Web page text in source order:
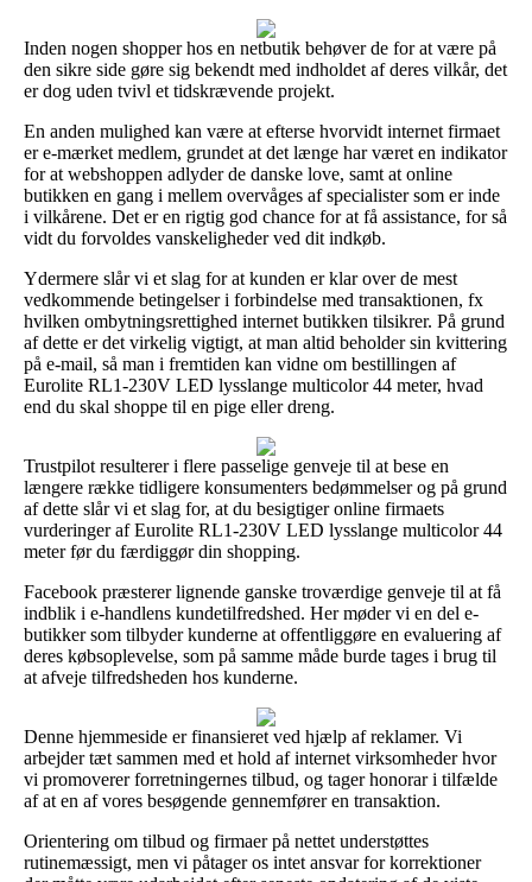
Inden nogen shopper hos en netbutik behøver de for at være på
den sikre side gøre sig bekendt med indholdet af deres vilkår, det
er dog uden tvivl et tidskrævende projekt.
En anden mulighed kan være at efterse hvorvidt internet firmaet
er e-mærket medlem, grundet at det længe har været en indikator
for at webshoppen adlyder de danske love, samt at online
butikken en gang i mellem overvåges af specialister som er inde
i vilkårene. Det er en rigtig god chance for at få assistance, for så
vidt du forvoldes vanskeligheder ved dit indkøb.
Ydermere slår vi et slag for at kunden er klar over de mest
vedkommende betingelser i forbindelse med transaktionen, fx
hvilken ombytningsrettighed internet butikken tilsikrer. På grund
af dette er det virkelig vigtigt, at man altid beholder sin kvittering
på e-mail, så man i fremtiden kan vidne om bestillingen af
Eurolite RL1-230V LED lysslange multicolor 44 meter, hvad
end du skal shoppe til en pige eller dreng.
Trustpilot resulterer i flere passelige genveje til at bese en
længere række tidligere konsumenters bedømmelser og på grund
af dette slår vi et slag for, at du besigtiger online firmaets
vurderinger af Eurolite RL1-230V LED lysslange multicolor 44
meter før du færdiggør din shopping.
Facebook præsterer lignende ganske troværdige genveje til at få
indblik i e-handlens kundetilfredshed. Her møder vi en del e-
butikker som tilbyder kunderne at offentliggøre en evaluering af
deres købsoplevelse, som på samme måde burde tages i brug til
at afveje tilfredsheden hos kunderne.
Denne hjemmeside er finansieret ved hjælp af reklamer. Vi
arbejder tæt sammen med et hold af internet virksomheder hvor
vi promoverer forretningernes tilbud, og tager honorar i tilfælde
af at en af vores besøgende gennemfører en transaktion.
Orientering om tilbud og firmaer på nettet understøttes
rutinemæssigt, men vi påtager os intet ansvar for korrektioner